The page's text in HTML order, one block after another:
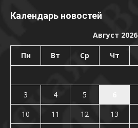
Календарь новостей
Август 2026
Пн Вт Ср Чт
3
4 5
10
11 12 13